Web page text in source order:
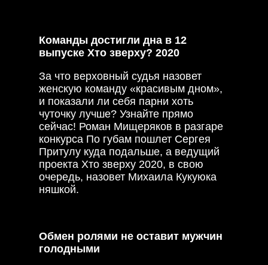
Команды достигли дна в 12
выпуске Хто зверху? 2020
За что верховный судья назовет
женскую команду «красивым дном»,
и показали ли себя парни хоть
чуточку лучше? Узнайте прямо
сейчас! Роман Мищеряков в разгаре
конкурса По губам пошлет Сергея
Притулу куда подальше, а ведущий
проекта Хто зверху 2020, в свою
очередь, назовет Михаила Кукуюка
няшкой.
Обмен ролями не оставит мужчин
голодными